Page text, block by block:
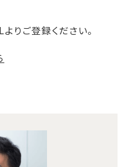
りご登録ください。